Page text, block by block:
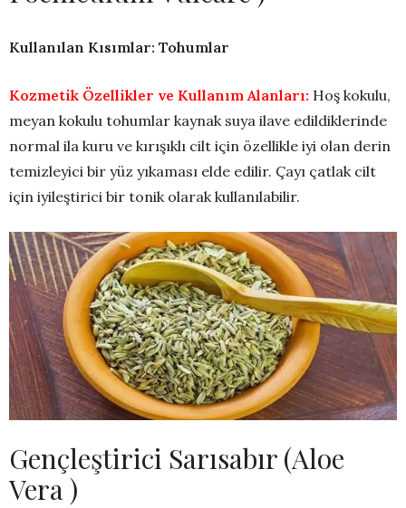
Kullanılan Kısımlar: Tohumlar
Kozmetik Özellikler ve Kullanım Alanları: Hoş kokulu,
meyan kokulu tohumlar kaynak suya ilave edildiklerinde
normal ila kuru ve kırışıklı cilt için özellikle iyi olan derin
temizleyici bir yüz yıkaması elde edilir. Çayı çatlak cilt
için iyileştirici bir tonik olarak kullanılabilir.
Gençleştirici Sarısabır (Aloe
Vera )